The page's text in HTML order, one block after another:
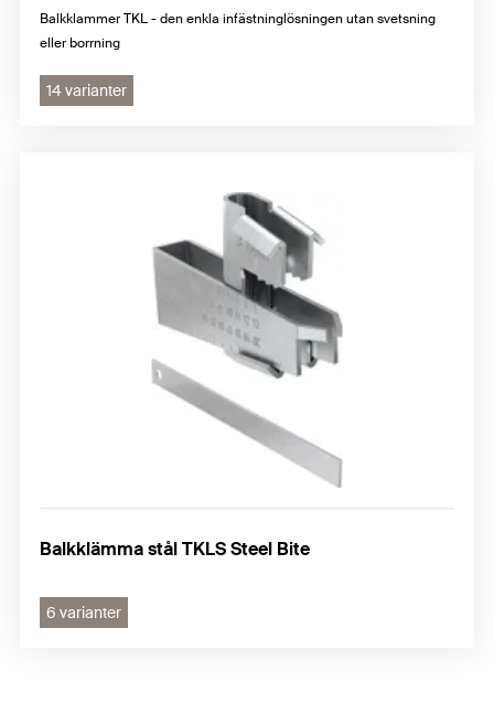
Balkklammer TKL - den enkla infästninglösningen utan svetsning
eller borrning
14 varianter
Balkklämma stål TKLS Steel Bite
6 varianter